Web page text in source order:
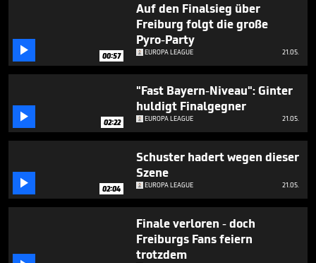
 00:57
Auf den Finalsieg über
Freiburg folgt die große
Pyro-Party
EUROPA LEAGUE 21.05.
 02:22
"Fast Bayern-Niveau": Ginter
huldigt Finalgegner
EUROPA LEAGUE 21.05.
 02:04
Schuster hadert wegen dieser
Szene
EUROPA LEAGUE 21.05.
Finale verloren - doch
Freiburgs Fans feiern
trotzdem